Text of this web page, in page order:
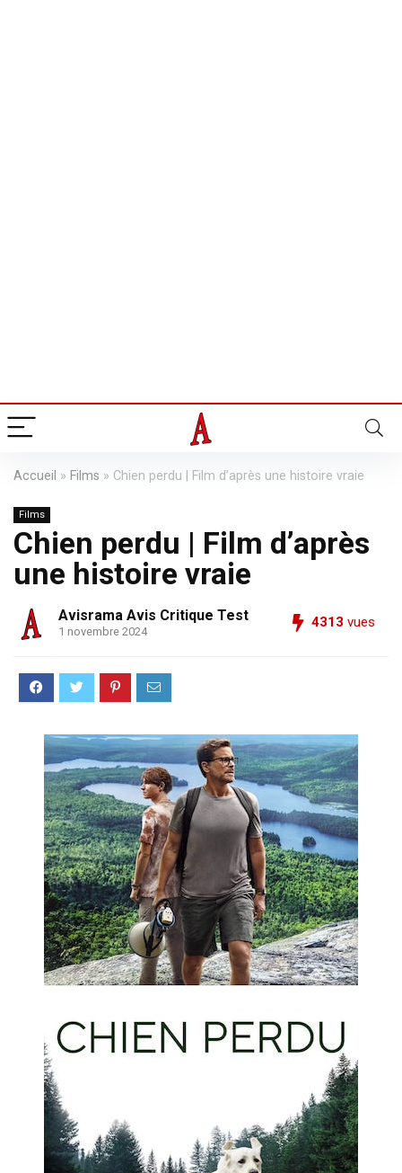
Accueil » Films » Chien perdu | Film d’après une histoire vraie
Films
Chien perdu | Film d’après
une histoire vraie
Avisrama Avis Critique Test
1 novembre 2024
4313 vues